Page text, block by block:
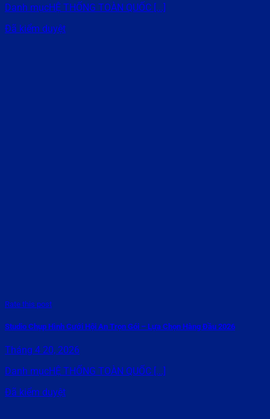
Danh mụcHỆ THỐNG TOÀN QUỐC [...]
Đã kiểm duyệt
Rate this post
Studio Chụp Hình Cưới Hội An Trọn Gói – Lựa Chọn Hàng Đầu 2026
Tháng 4 20, 2026
Danh mụcHỆ THỐNG TOÀN QUỐC [...]
Đã kiểm duyệt